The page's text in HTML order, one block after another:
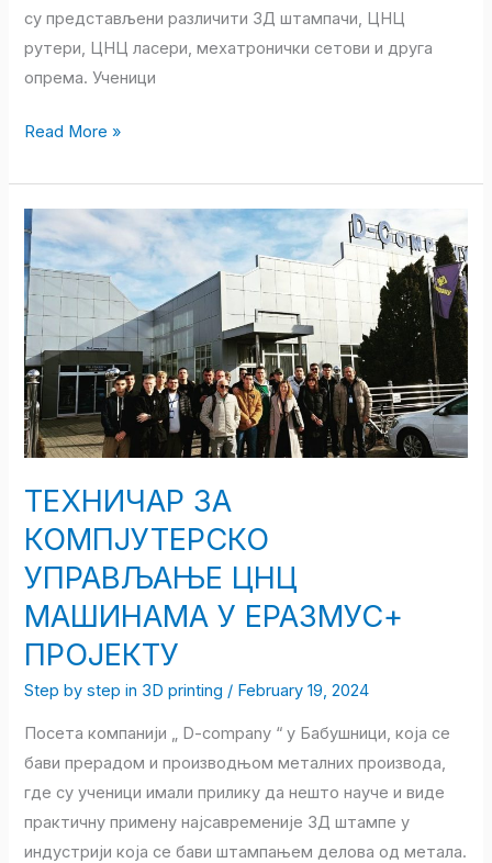
су представљени различити 3Д штампачи, ЦНЦ
рутери, ЦНЦ ласери, мехатронички сетови и друга
опрема. Ученици
Read More »
ТЕХНИЧАР ЗА
КОМПЈУТЕРСКО
УПРАВЉАЊЕ ЦНЦ
МАШИНАМА У ЕРАЗМУС+
ПРОЈЕКТУ
Step by step in 3D printing / February 19, 2024
Посета компанији „ D-company “ у Бабушници, која се
бави прерадом и производњом металних производа,
где су ученици имали прилику да нешто науче и виде
практичну примену најсавременије 3Д штампе у
индустрији која се бави штампањем делова од метала.
ТЕХНИЧАР
ЗА
КОМПЈУТЕРСКО
УПРАВЉАЊЕ
ЦНЦ
МАШИНАМА
У
ЕРАЗМУС+
ПРОЈЕКТУ